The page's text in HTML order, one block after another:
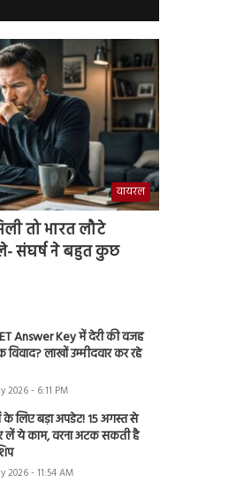
वायरल
तो भारत लौटे
संघर्ष ने बहुत कुछ
Answer Key में देरी की वजह
विवाद? लाखों उम्मीदवार कर रहे
2026 - 6:11 PM
के लिए बड़ा अपडेट! 15 अगस्त से
ये काम, वरना अटक सकती है
2026 - 11:54 AM